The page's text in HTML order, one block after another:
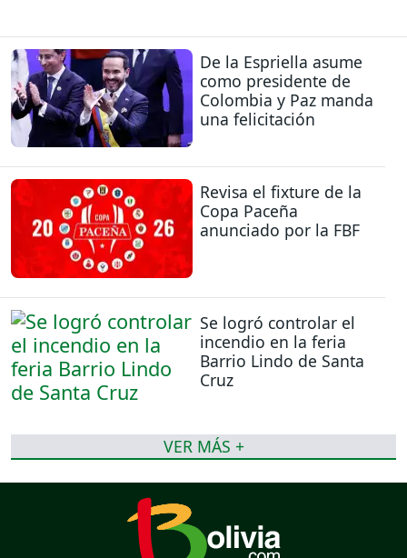
De la Espriella asume
como presidente de
Colombia y Paz manda
una felicitación
Revisa el fixture de la
Copa Paceña
anunciado por la FBF
Se logró controlar el
incendio en la feria
Barrio Lindo de Santa
Cruz
VER MÁS +